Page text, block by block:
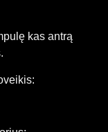
kas antrą